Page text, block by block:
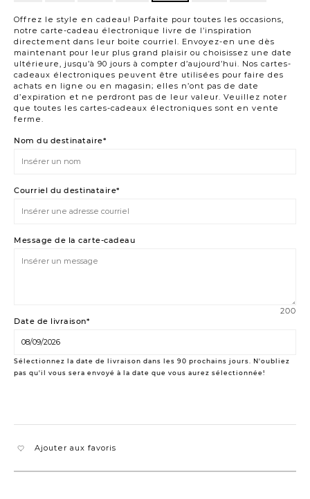
Offrez le style en cadeau! Parfaite pour toutes les occasions,
notre carte-cadeau électronique livre de l’inspiration
directement dans leur boite courriel. Envoyez-en une dès
maintenant pour leur plus grand plaisir ou choisissez une date
ultérieure, jusqu’à 90 jours à compter d’aujourd’hui. Nos cartes-
cadeaux électroniques peuvent être utilisées pour faire des
achats en ligne ou en magasin; elles n’ont pas de date
d’expiration et ne perdront pas de leur valeur. Veuillez noter
que toutes les cartes-cadeaux électroniques sont en vente
ferme.
$
Nom du destinataire*
Courriel du destinataire*
Message de la carte-cadeau
200
Date de livraison*
Sélectionnez la date de livraison dans les 90 prochains jours. N'oubliez
pas qu'il vous sera envoyé à la date que vous aurez sélectionnée!
Ajouter aux favoris